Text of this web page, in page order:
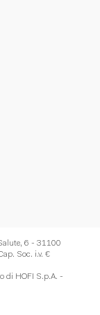
6 - 31100
Soc. i.v. €
di HOFI S.p.A. -